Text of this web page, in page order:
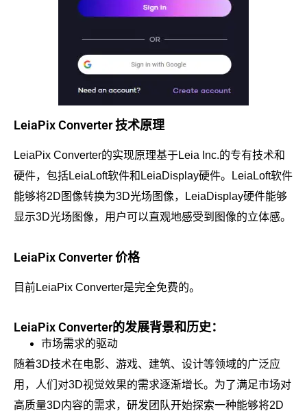
LeiaPix Converter 技术原理
LeiaPix Converter的实现原理基于Leia Inc.的专有技术和
硬件，包括LeiaLoft软件和LeiaDisplay硬件。LeiaLoft软件
能够将2D图像转换为3D光场图像，LeiaDisplay硬件能够
显示3D光场图像，用户可以直观地感受到图像的立体感。
LeiaPix Converter 价格
目前LeiaPix Converter是完全免费的。
LeiaPix Converter的发展背景和历史：
市场需求的驱动
随着3D技术在电影、游戏、建筑、设计等领域的广泛应
用，人们对3D视觉效果的需求逐渐增长。为了满足市场对
高质量3D内容的需求，研发团队开始探索一种能够将2D